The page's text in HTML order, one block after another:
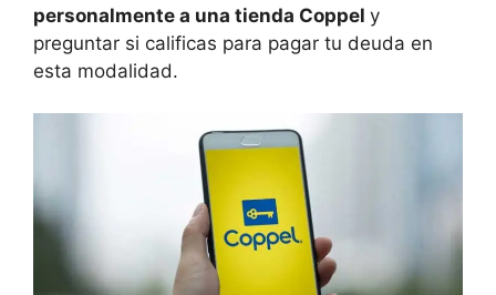
personalmente a una tienda Coppel y
preguntar si calificas para pagar tu deuda en
esta modalidad.